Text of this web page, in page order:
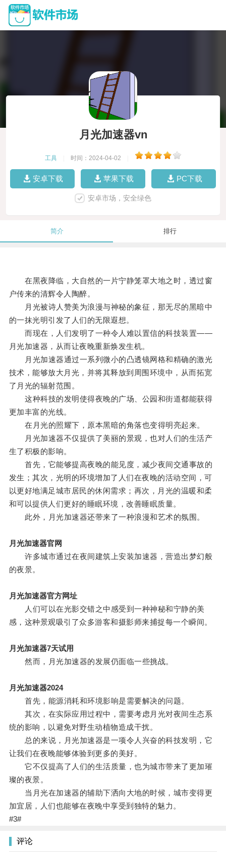
月光加速器vn
工具 时间：2024-04-02
安卓下载 苹果下载 PC下载
安卓市场，安全绿色
简介 排行
在黑夜降临，大自然的一片宁静笼罩大地之时，透过窗
户传来的清辉令人陶醉。
月光被诗人赞美为浪漫与神秘的象征，那无尽的黑暗中
的一抹光明引发了人们的无限遐想。
而现在，人们发明了一种令人难以置信的科技装置——
月光加速器，从而让夜晚重新焕发生机。
月光加速器通过一系列微小的凸透镜网格和精确的激光
技术，能够放大月光，并将其释放到周围环境中，从而拓宽
了月光的辐射范围。
这种科技的发明使得夜晚的广场、公园和街道都能获得
更加丰富的光线。
在月光的照耀下，原本黑暗的角落也变得明亮起来。
月光加速器不仅提供了美丽的景观，也对人们的生活产
生了积极的影响。
首先，它能够提高夜晚的能见度，减少夜间交通事故的
发生；其次，光明的环境增加了人们在夜晚的活动空间，可
以更好地满足城市居民的休闲需求；再次，月光的温暖和柔
和可以提供人们更好的睡眠环境，改善睡眠质量。
此外，月光加速器还带来了一种浪漫和艺术的氛围。
月光加速器官网
许多城市通过在夜间建筑上安装加速器，营造出梦幻般
的夜景。
月光加速器官方网址
人们可以在光影交错之中感受到一种神秘和宁静的美
感，这种景观吸引了众多游客和摄影师来捕捉每一个瞬间。
月光加速器7天试用
然而，月光加速器的发展仍面临一些挑战。
月光加速器2024
首先，能源消耗和环境影响是需要解决的问题。
其次，在实际应用过程中，需要考虑月光对夜间生态系
统的影响，以避免对野生动植物造成干扰。
总的来说，月光加速器是一项令人兴奋的科技发明，它
让我们在夜晚能够体验到更多的美好。
它不仅提高了人们的生活质量，也为城市带来了更加璀
璨的夜景。
当月光在加速器的辅助下洒向大地的时候，城市变得更
加宜居，人们也能够在夜晚中享受到独特的魅力。
#3#
评论